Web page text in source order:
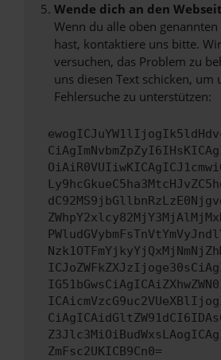
Wende dich an den
Wenn du alle oben
hast, kontaktiere uns bitte.
versuchen, das Problem zu
uns diesen Text schicken, um
Fehlersuche zu unterstützen:
ZmFsc2UKICB9Cn0=